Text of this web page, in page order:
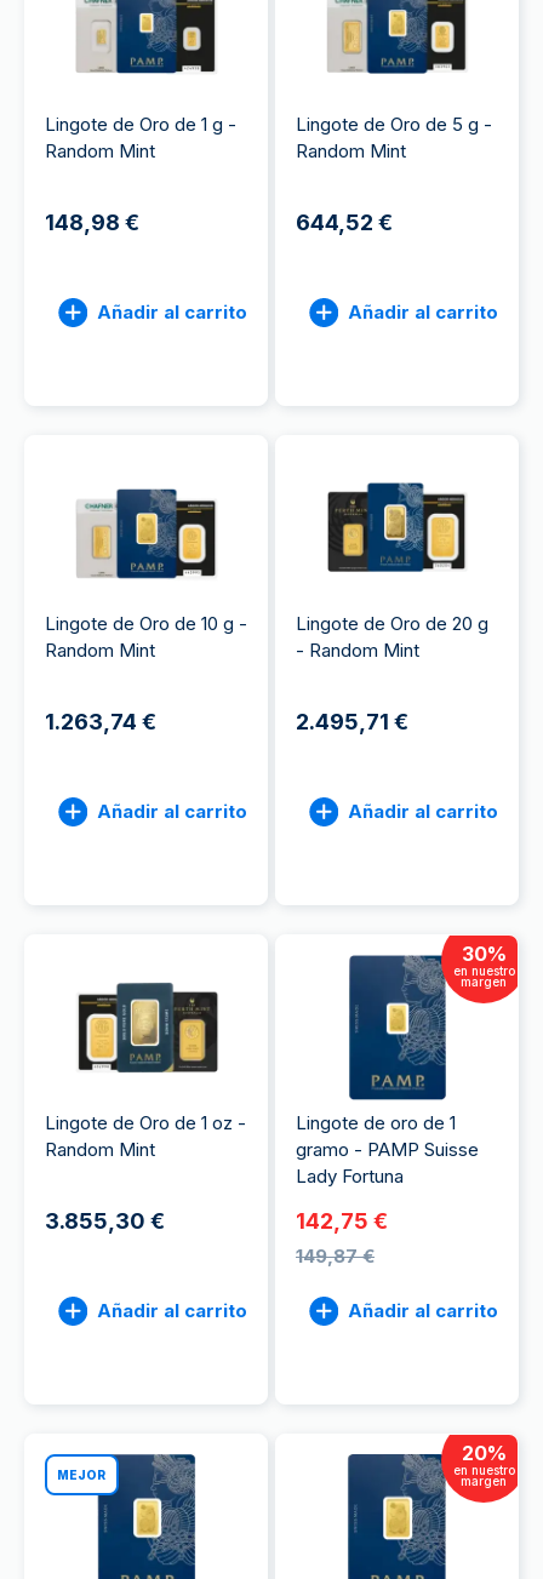
Lingote de Oro de 1 g -
Random Mint
148,98 €
Añadir al carrito
Lingote de Oro de 5 g -
Random Mint
644,52 €
Añadir al carrito
Lingote de Oro de 10 g -
Random Mint
1.263,74 €
Añadir al carrito
Lingote de Oro de 20 g
- Random Mint
2.495,71 €
Añadir al carrito
Lingote de Oro de 1 oz -
Random Mint
3.855,30 €
Añadir al carrito
30%
en nuestro
margen
Lingote de oro de 1
gramo - PAMP Suisse
Lady Fortuna
142,75 €
149,87 €
Añadir al carrito
MEJOR
20%
en nuestro
margen